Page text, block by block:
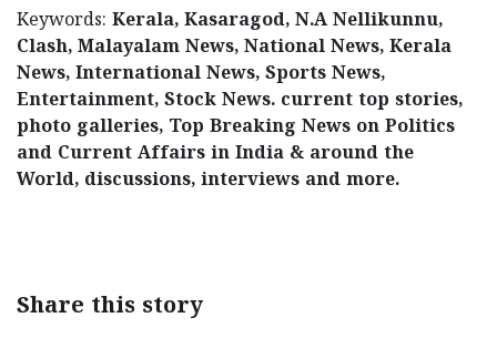
Keywords: Kerala, Kasaragod, N.A Nellikunnu,
Clash, Malayalam News, National News, Kerala
News, International News, Sports News,
Entertainment, Stock News. current top stories,
photo galleries, Top Breaking News on Politics
and Current Affairs in India & around the
World, discussions, interviews and more.
Share this story